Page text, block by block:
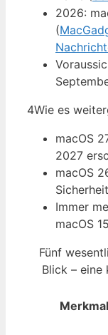
2026:
(
4Wie es
macOS
2027
macOS
Immer
macOS
Fünf
Blick –
Merkmal